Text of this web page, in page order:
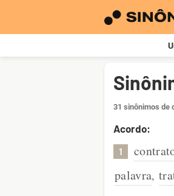
31 sinônimos de
Acordo:
1
palavra,